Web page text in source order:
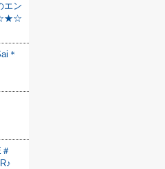
エン
☆★☆
＊
＃